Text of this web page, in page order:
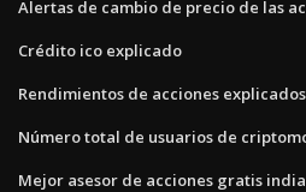
Alertas de cambio de precio de las
Crédito ico explicado
Rendimientos de acciones explicados
Número total de usuarios de
Mejor asesor de acciones gratis india